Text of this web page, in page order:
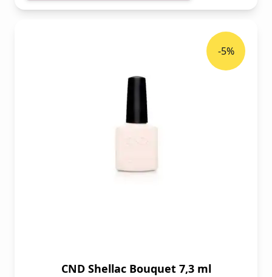
CND Shellac Bouquet 7,3 ml
-5%